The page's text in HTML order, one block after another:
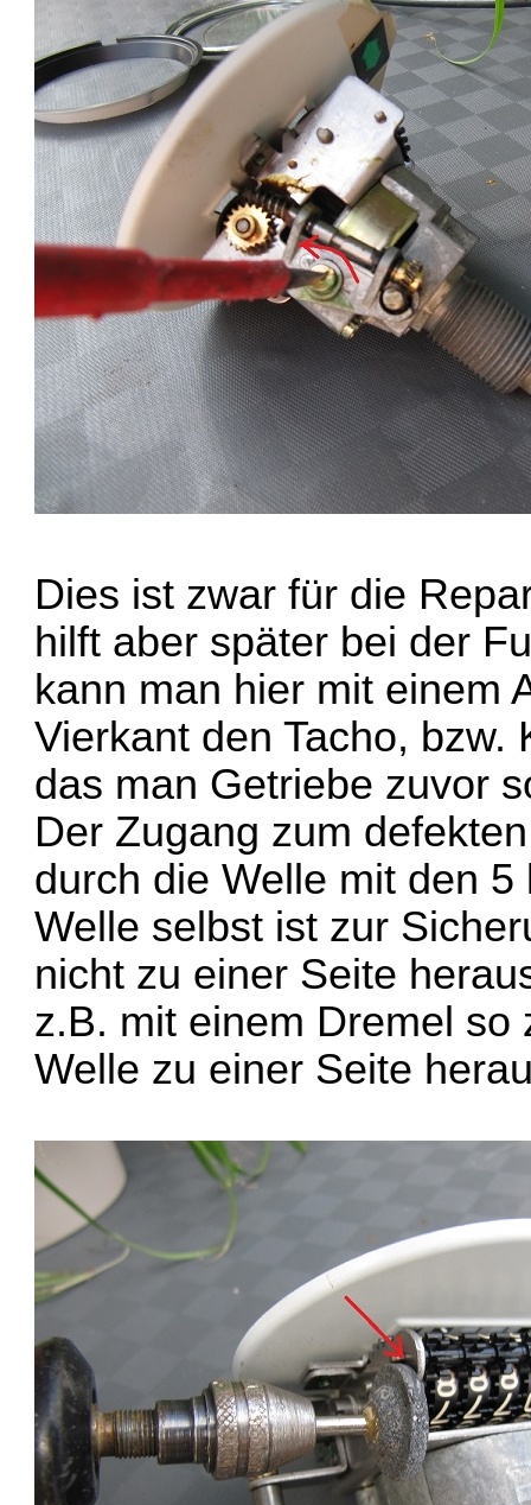
Dies ist zwar für die
hilft aber später bei der
kann man hier mit einem
Vierkant den Tacho,
das man Getriebe zuvor
Der Zugang zum
durch die Welle mit den
Welle selbst ist zur
nicht zu einer Seite
z.B. mit einem Dremel
Welle zu einer Seite